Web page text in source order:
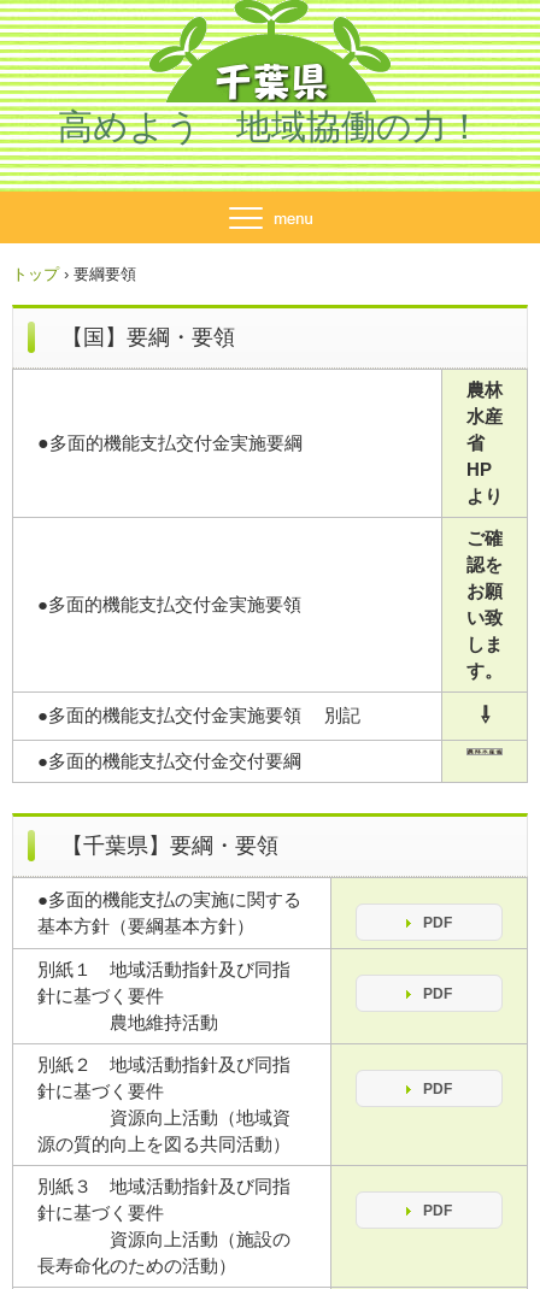
高めよう 地域協働の力！
トップ › 要綱要領
【国】要綱・要領
●多面的機能支払交付金実施要綱
農林
水産
省
HP
より
●多面的機能支払交付金実施要領
ご確
認を
お願
い致
しま
す。
●多面的機能支払交付金実施要領 別記 ⇩
●多面的機能支払交付金交付要綱
【千葉県】要綱・要領
●多面的機能支払の実施に関する
基本方針（要綱基本方針）
PDF
別紙１ 地域活動指針及び同指
針に基づく要件
農地維持活動
PDF
別紙２ 地域活動指針及び同指
針に基づく要件
資源向上活動（地域資
源の質的向上を図る共同活動）
PDF
別紙３ 地域活動指針及び同指
針に基づく要件
資源向上活動（施設の
長寿命化のための活動）
PDF